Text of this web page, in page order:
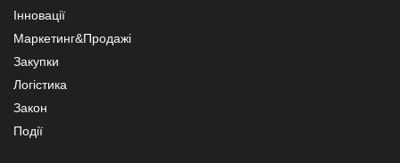
Інновації
Маркетинг&Продажі
Закупки
Логістика
Закон
Події